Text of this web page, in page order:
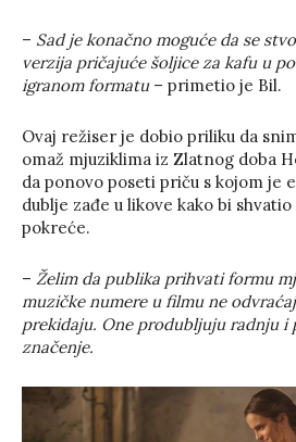
– Sad je konačno moguće da se
verzija pričajuće šoljice za kafu u
igranom formatu– primetio je Bil.
Ovaj režiser je dobio priliku da
omaž mjuziklima iz Zlatnog doba
da ponovo poseti priču s kojom je
dublje zađe u likove kako bi
pokreće.
– Želim da publika prihvati formu
muzičke numere u filmu ne
prekidaju. One produbljuju radnju i
značenje.